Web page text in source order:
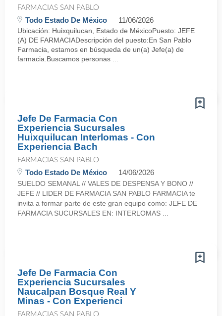
FARMACIAS SAN PABLO
Todo Estado De México 11/06/2026
Ubicación: Huixquilucan, Estado de MéxicoPuesto: JEFE
(A) DE FARMACIADescripción del puesto:En San Pablo
Farmacia, estamos en búsqueda de un(a) Jefe(a) de
farmacia.Buscamos personas ...
Jefe De Farmacia Con
Experiencia Sucursales
Huixquilucan Interlomas - Con
Experiencia Bach
FARMACIAS SAN PABLO
Todo Estado De México 14/06/2026
SUELDO SEMANAL // VALES DE DESPENSA Y BONO //
JEFE // LIDER DE FARMACIA SAN PABLO FARMACIA te
invita a formar parte de este gran equipo como: JEFE DE
FARMACIA SUCURSALES EN: INTERLOMAS ...
Jefe De Farmacia Con
Experiencia Sucursales
Naucalpan Bosque Real Y
Minas - Con Experienci
FARMACIAS SAN PABLO